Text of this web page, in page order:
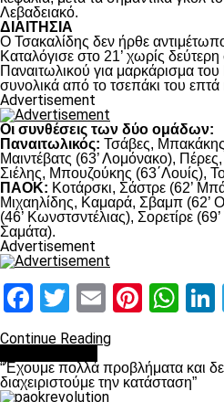
Λεβαδειακό.
ΔΙΑΙΤΗΣΙΑ
Ο Τσακαλίδης δεν ήρθε
Καταλόγισε στο 21’ χωρίς
Παναιτωλικού για μαρκάρισμα του
συνολικά από το τσεπάκι του επτά
Advertisement
Οι συνθέσεις των δύο ομάδων:
Παναιτωλικός: Τσάβες,
Μαιντέβατς (63’ Λομόνακο),
Σιέλης, Μπουζούκης (63΄Λουίς),
ΠΑΟΚ: Κοτάρσκι, Σάστρε (62’
Μιχαηλίδης, Καμαρά, Σβαμπ (62’
(46’ Κωνστσντέλιας), Σορετίρε
Σαμάτα).
Advertisement
Facebook
Twitter
Email
Continue Reading
“Έχουμε πολλά προβλήματα και
διαχειριστούμε την κατάσταση”